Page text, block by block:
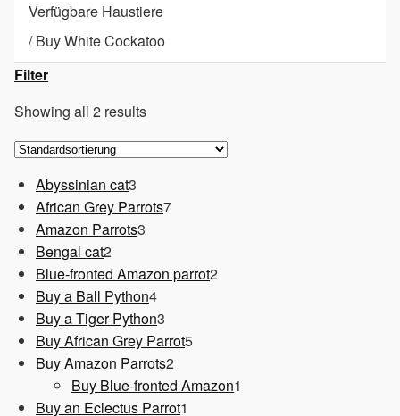
Verfügbare Haustiere
/Buy White Cockatoo
Filter
Showing all 2 results
Abyssinian cat3
Produkte
African Grey Parrots77
Amazon Parrots3
Bengal cat22
Produkte
Blue-fronted Amazon parrot22
Buy a Ball Python44
Produkte
Buy a Tiger Python3
Produkte
Buy African Grey Parrot55
Buy Amazon Parrots22
Produkte
Buy Blue-fronted Amazon1
Buy an Eclectus Parrot1